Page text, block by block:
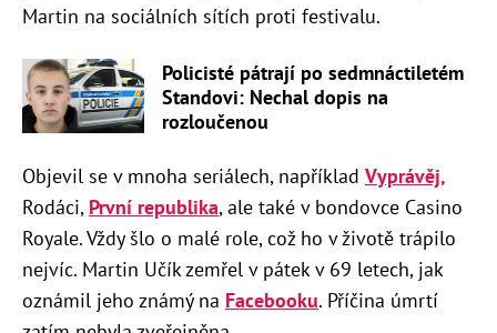
Martin na sociálních sítích proti festivalu.
Policisté pátrají po sedmnáctiletém
Standovi: Nechal dopis na
rozloučenou
Objevil se v mnoha seriálech, například Vyprávěj,
Rodáci, První republika, ale také v bondovce Casino
Royale. Vždy šlo o malé role, což ho v životě trápilo
nejvíc. Martin Učík zemřel v pátek v 69 letech, jak
oznámil jeho známý na Facebooku. Příčina úmrtí